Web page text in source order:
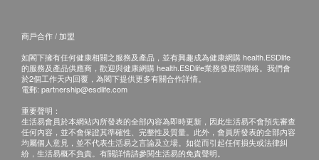
商戶合作 / 加盟
如閣下擁有任何健康相關之服務及產品，並有興趣成為健康網購 health.ESDlife
的服務及產品供應商，歡迎與健康網購 health.ESDlife業務發展部聯絡。我們會
於2個工作天內回覆，為閣下提供更多有關合作詳情。
電郵: partnership@esdlife.com
重要聲明：
生活易會員於本網站內所發表的全部內容為即時更新，因此生活易不會預先審查
任何內容，並不會保證其準確性、完整性及質量。此外，會員所發表的全部內容
均屬個人意見，並不代表生活易之言論及立場。如從而引起任何損失或法律糾
紛，生活易概不負責。有關詳情請參閱生活易的免責聲明。